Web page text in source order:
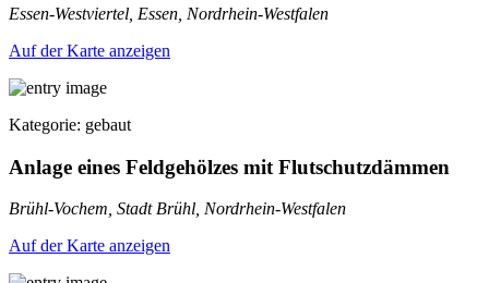
Essen-Westviertel, Essen, Nordrhein-Westfalen
Auf der Karte anzeigen
Kategorie: gebaut
Anlage eines Feldgehölzes mit Flutschutzdämmen
Brühl-Vochem, Stadt Brühl, Nordrhein-Westfalen
Auf der Karte anzeigen